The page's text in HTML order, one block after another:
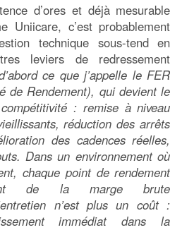
d’ores et déjà mesurable
Uniicare, c’est probablement
technique sous-tend en
leviers de redressement
ce que j’appelle le FER
de Rendement), qui devient le
: remise à niveau
réduction des arrêts
des cadences réelles,
Dans un environnement où
chaque point de rendement
de la marge brute
n’est plus un coût :
immédiat dans la